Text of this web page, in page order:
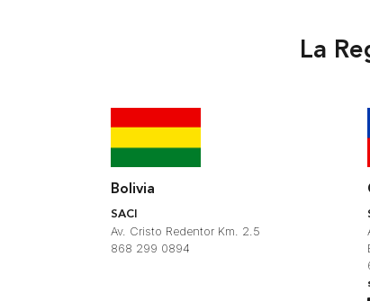
La
Bolivia
SACI
Av. Cristo Redentor Km. 2.5
868 299 0894